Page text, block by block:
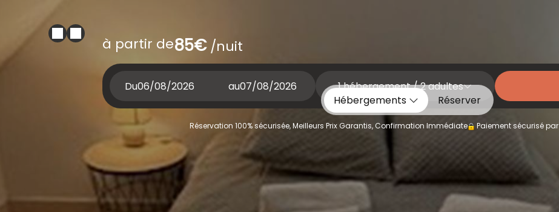
Hébergements Réserver
à partir de85€/nuit
Du au 1hébergement /2adultes
Réservation 100% sécurisée, Meilleurs Prix Garantis, Confirmation Immédiate Paiement sécurisé par